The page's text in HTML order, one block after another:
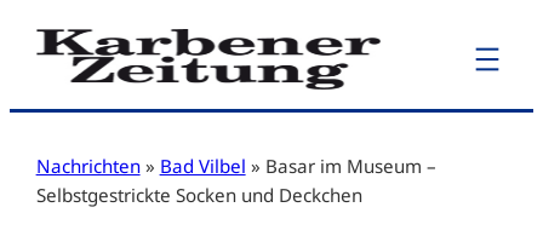
Zum
Inhalt
Nachrichten » Bad Vilbel » Basar im Museum –
Selbstgestrickte Socken und Deckchen